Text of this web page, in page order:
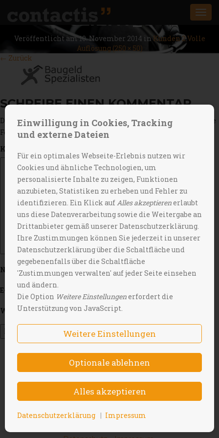
CLIENT_8
Veröffentlicht am10. November 2014 inKunden 2.Volle
Auflösung (250 × 50)
← Zurück
SCHREIBE EINEN KOMMENTAR
Deine E-Mail-Adresse wird nicht veröffentlicht.Erforderliche
Felder sind mit*markiert
Kommentar
Name*
E-Mail-Adresse*
Website
Copyright © Contactis 2026
Einwilligung in Cookies, Tracking
und externe Dateien
Für ein optimales Webseite-Erlebnis nutzen wir
Cookies und ähnliche Technologien, um
personalisierte Inhalte zu zeigen, Funktionen
anzubieten, Statistiken zu erheben und Fehler zu
identifizieren. Ein Klick aufAlles akzeptierenerlaubt
uns diese Datenverarbeitung sowie die Weitergabe an
Drittanbieter gemäß unserer Datenschutzerklärung.
Ihre Zustimmungen können Sie jederzeit in unserer
Datenschutzerklärung über die Schaltfläche und
gegebenenfalls über die Schaltfläche
'Zustimmungen verwalten' auf jeder Seite einsehen
und ändern.
Die Option Weitere Einstellungenerfordert die
Unterstützung von JavaScript.
Weitere Einstellungen
Datenschutzerklärung Impressum